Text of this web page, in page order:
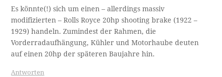
Es könnte(!) sich um einen – allerdings massiv
modifizierten – Rolls Royce 20hp shooting brake (1922 –
1929) handeln. Zumindest der Rahmen, die
Vorderradaufhängung, Kühler und Motorhaube deuten
auf einen 20hp der späteren Baujahre hin.
Antworten